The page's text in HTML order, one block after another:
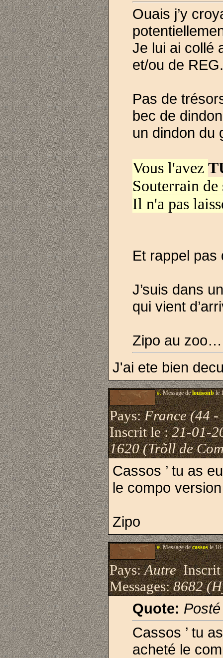
Ouais j’y
Je lui ai collé
et/ou de REG.
Pas de
bec de
un dindon
Vous l'avez
Souterrain de
Il n'a pas
Et rappel pas
J’suis dans
qui vient
Zipo au zoo…
J'ai ete bien
#.Message delouisonble
Pays:France (44
Inscrit le :21-01-
1620 (Trõll de
Cassos ’ tu as
le compo
Zipo
#.Message decassosle
Pays:AutreInscrit
Messages:8682
Quote:
Cassos ’ tu
acheté le